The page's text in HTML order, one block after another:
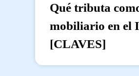
Qué tributa
mobiliario en el
[CLAVES]